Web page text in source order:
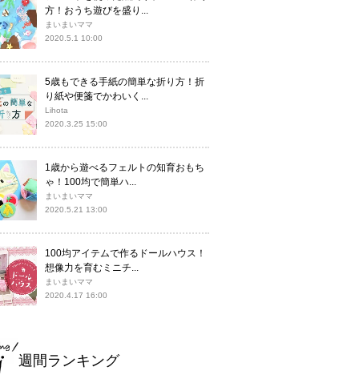
方！おうち遊びを盛り...
まいまいママ
2020.5.1 10:00
5歳もできる手紙の簡単な折り方！折
り紙や便箋でかわいく...
Lihota
2020.3.25 15:00
1歳から遊べるフェルトの知育おもち
ゃ！100均で簡単ハ...
まいまいママ
2020.5.21 13:00
100均アイテムで作るドールハウス！
想像力を育むミニチ...
まいまいママ
2020.4.17 16:00
週間ランキング